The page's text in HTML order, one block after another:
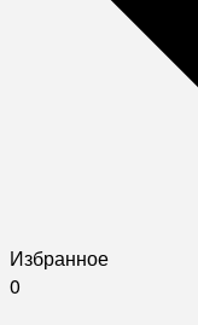
Избранное
0